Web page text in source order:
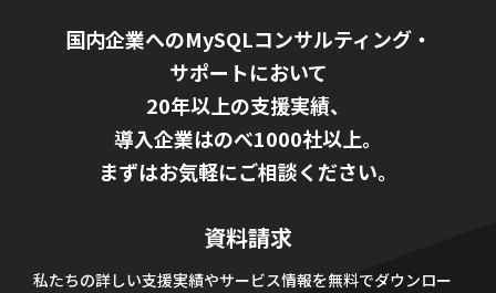
国内企業へのMySQLコンサルティング・
サポートにおいて
20年以上の支援実績、
導入企業はのべ1000社以上。
まずはお気軽にご相談ください。
資料請求
私たちの詳しい支援実績やサービス情報を無料でダウンロー